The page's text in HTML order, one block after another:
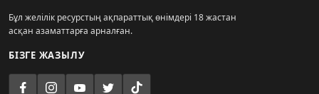
Бұл желілік ресурстың ақпараттық өнімдері 18 жастан
асқан азаматтарға арналған.
БІЗГЕ ЖАЗЫЛУ